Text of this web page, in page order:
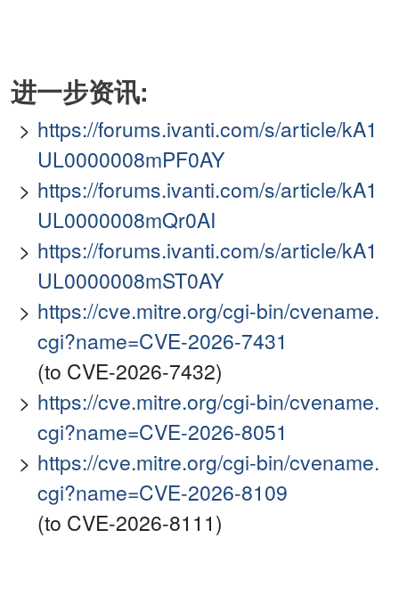
进一步资讯:
https://forums.ivanti.com/s/article/kA1
UL0000008mPF0AY
https://forums.ivanti.com/s/article/kA1
UL0000008mQr0AI
https://forums.ivanti.com/s/article/kA1
UL0000008mST0AY
https://cve.mitre.org/cgi-bin/cvename.
cgi?name=CVE-2026-7431
(to CVE-2026-7432)
https://cve.mitre.org/cgi-bin/cvename.
cgi?name=CVE-2026-8051
https://cve.mitre.org/cgi-bin/cvename.
cgi?name=CVE-2026-8109
(to CVE-2026-8111)